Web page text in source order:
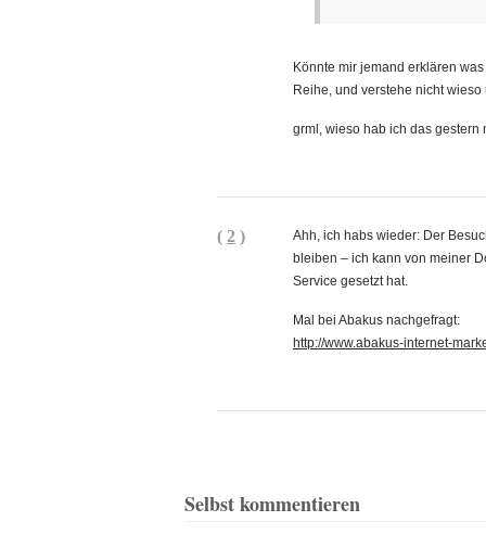
Könnte mir jemand erklären
Reihe, und verstehe nicht
grml, wieso hab ich das
( 2 )
Ahh, ich habs wieder: Der
bleiben – ich kann von meiner
Service gesetzt hat.
Mal bei Abakus nachgefragt:
http://www.abakus-internet-
Selbst kommentieren